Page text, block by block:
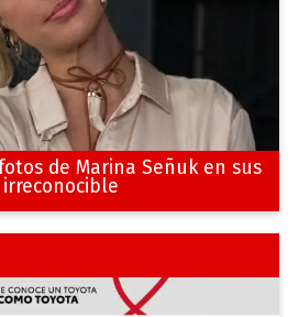
de Marina Señuk en sus